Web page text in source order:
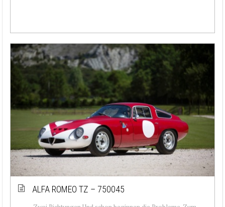
ALFA ROMEO TZ – 750045